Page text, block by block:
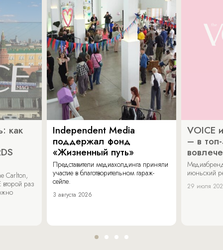
как
Carlton,
раз
Independent Media
поддержал фонд
«Жизненный путь»
Представители медиахолдинга приняли
участие в благотворительном гараж-
сейле.
3 августа 2026
VOICE
– в
июньский
29 июля